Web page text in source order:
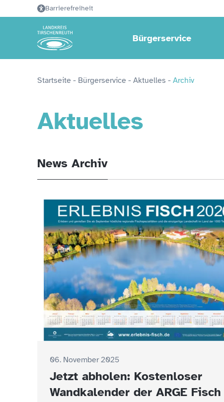
Barrierefreiheit
Bürgerservice
Startseite - Bürgerservice - Aktuelles - Archiv
Aktuelles
News Archiv
06. November 2025
Jetzt abholen: Kostenloser
Wandkalender der ARGE Fisch